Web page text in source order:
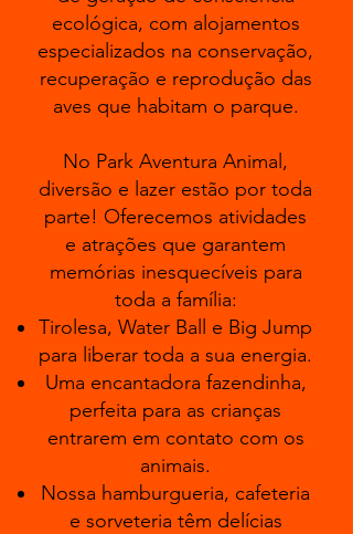
ecológica, com alojamentos
especializados na conservação,
recuperação e reprodução das
aves que habitam o parque.
No Park Aventura Animal,
diversão e lazer estão por toda
parte! Oferecemos atividades
e atrações que garantem
memórias inesquecíveis para
toda a família:
Tirolesa, Water Ball e Big Jump
para liberar toda a sua energia.
Uma encantadora fazendinha,
perfeita para as crianças
entrarem em contato com os
animais.
Nossa hamburgueria, cafeteria
e sorveteria têm delícias